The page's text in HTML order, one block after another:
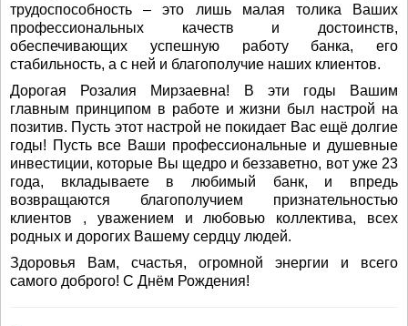
трудоспособность – это лишь малая толика Ваших
профессиональных качеств и достоинств,
обеспечивающих успешную работу банка, его
стабильность, а с ней и благополучие наших клиентов.
Дорогая Розалия Мирзаевна! В эти годы Вашим
главным принципом в работе и жизни был настрой на
позитив. Пусть этот настрой не покидает Вас ещё долгие
годы! Пусть все Ваши профессиональные и душевные
инвестиции, которые Вы щедро и беззаветно, вот уже 23
года, вкладываете в любимый банк, и впредь
возвращаются благополучием признательностью
клиентов , уважением и любовью коллектива, всех
родных и дорогих Вашему сердцу людей.
Здоровья Вам, счастья, огромной энергии и всего
самого доброго! С Днём Рождения!